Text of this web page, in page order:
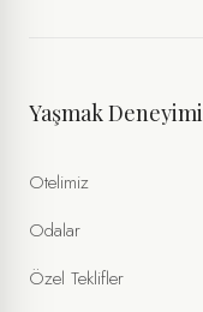
Yaşmak Deneyimi
Otelimiz
Odalar
Özel Teklifler